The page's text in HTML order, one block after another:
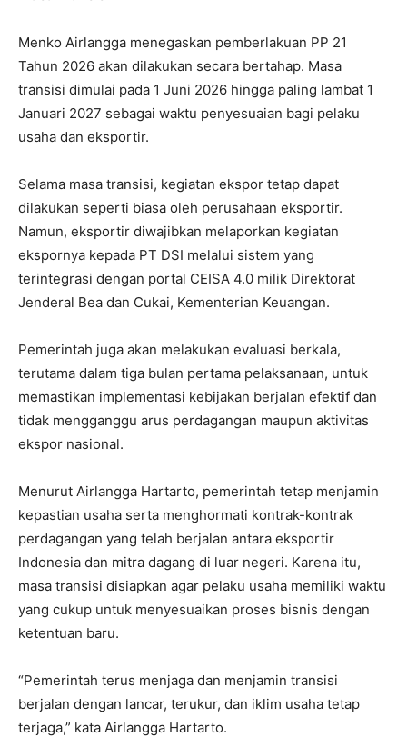
Menko Airlangga menegaskan pemberlakuan PP 21
Tahun 2026 akan dilakukan secara bertahap. Masa
transisi dimulai pada 1 Juni 2026 hingga paling lambat 1
Januari 2027 sebagai waktu penyesuaian bagi pelaku
usaha dan eksportir.
Selama masa transisi, kegiatan ekspor tetap dapat
dilakukan seperti biasa oleh perusahaan eksportir.
Namun, eksportir diwajibkan melaporkan kegiatan
ekspornya kepada PT DSI melalui sistem yang
terintegrasi dengan portal CEISA 4.0 milik Direktorat
Jenderal Bea dan Cukai, Kementerian Keuangan.
Pemerintah juga akan melakukan evaluasi berkala,
terutama dalam tiga bulan pertama pelaksanaan, untuk
memastikan implementasi kebijakan berjalan efektif dan
tidak mengganggu arus perdagangan maupun aktivitas
ekspor nasional.
Menurut Airlangga Hartarto, pemerintah tetap menjamin
kepastian usaha serta menghormati kontrak-kontrak
perdagangan yang telah berjalan antara eksportir
Indonesia dan mitra dagang di luar negeri. Karena itu,
masa transisi disiapkan agar pelaku usaha memiliki waktu
yang cukup untuk menyesuaikan proses bisnis dengan
ketentuan baru.
“Pemerintah terus menjaga dan menjamin transisi
berjalan dengan lancar, terukur, dan iklim usaha tetap
terjaga,” kata Airlangga Hartarto.